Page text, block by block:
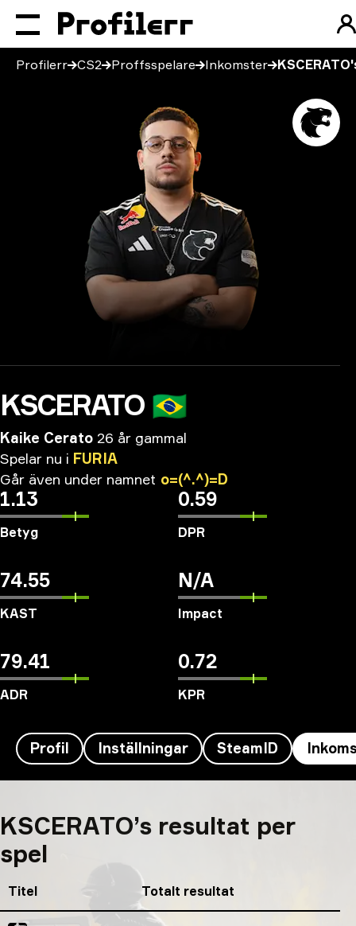
Profilerr CS2 Proffsspelare Inkomster
KSCERATO 🇧🇷
Kaike Cerato 26 år gammal
Spelar nu i FURIA
Går även under namnet o=(^.^)=D
1.13
Betyg
0.59
DPR
74.55
KAST
N/A
Impact
79.41
ADR
0.72
KPR
Profil Inställningar SteamID
KSCERATO’s resultat per
spel
Titel Totalt resultat